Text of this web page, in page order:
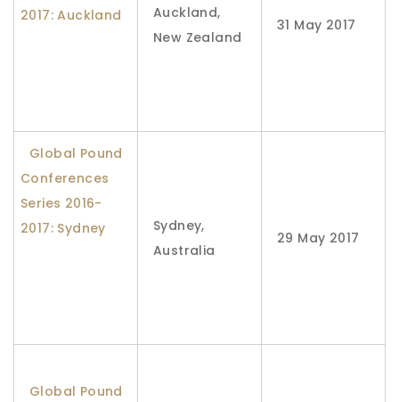
2017: Auckland
Auckland,
New Zealand
31 May 2017
Global Pound
Conferences
Series 2016-
2017: Sydney
Sydney,
Australia
29 May 2017
Global Pound